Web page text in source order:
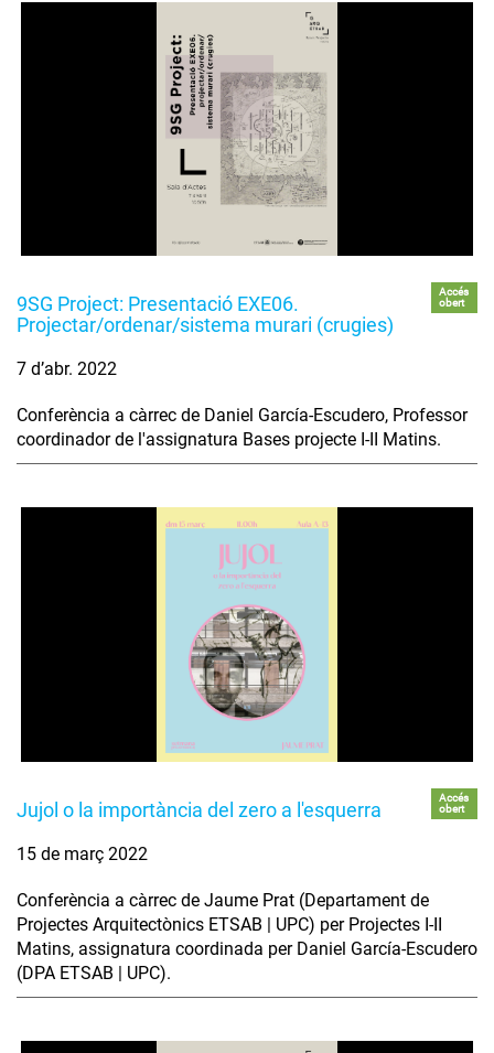
9SG Project: Presentació EXE06.
Projectar/ordenar/sistema murari (crugies)
Accés
obert
7 d’abr. 2022
Conferència a càrrec de Daniel García-Escudero, Professor
coordinador de l'assignatura Bases projecte I-II Matins.
Jujol o la importància del zero a l'esquerra
Accés
obert
15 de març 2022
Conferència a càrrec de Jaume Prat (Departament de
Projectes Arquitectònics ETSAB | UPC) per Projectes I-II
Matins, assignatura coordinada per Daniel García-Escudero
(DPA ETSAB | UPC).